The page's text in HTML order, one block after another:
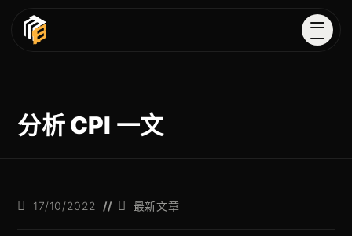
分析 CPI 一文
17/10/2022 最新文章